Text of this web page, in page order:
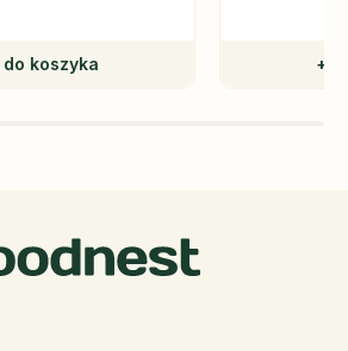
do koszyka +